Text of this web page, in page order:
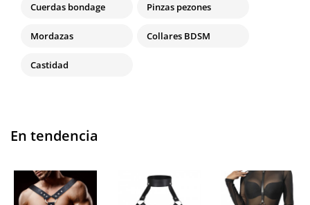
Cuerdas bondage Pinzas pezones
Mordazas Collares BDSM
Castidad
En tendencia